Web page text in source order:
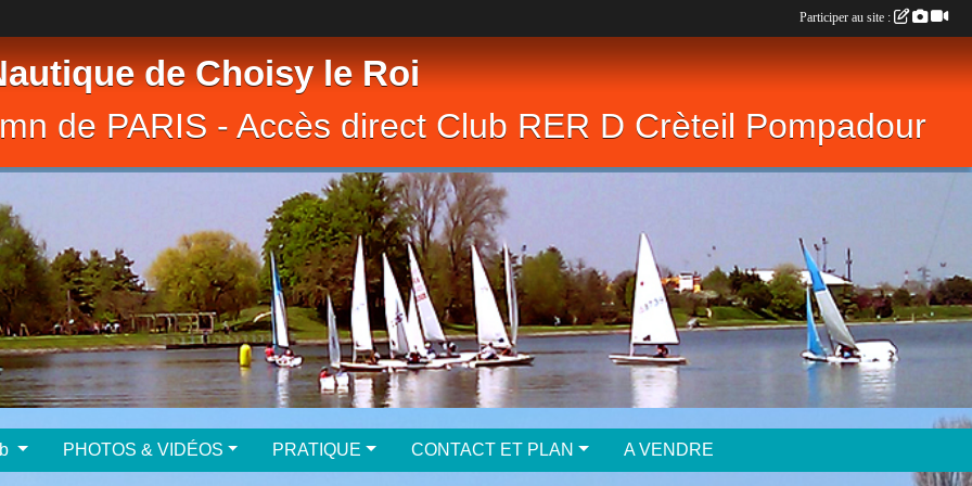
de Choisy le Roi
de PARIS - Accès direct Club RER D Crèteil Pompadour
PHOTOS & VIDÉOS PRATIQUE CONTACT ET PLAN A VENDRE
Participer au site :